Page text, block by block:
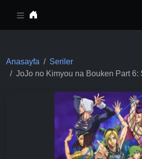
Anasayfa
Seriler
JoJo no Kimyou na Bouken Part 6: